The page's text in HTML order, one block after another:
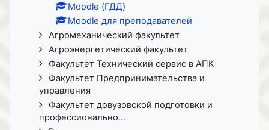
Moodle (ГДД)
Moodle для преподавателей
Агромеханический факультет
Агроэнергетический факультет
Факультет Технический сервис в АПК
Факультет Предпринимательства и
управления
Факультет довузовской подготовки и
профессионально...